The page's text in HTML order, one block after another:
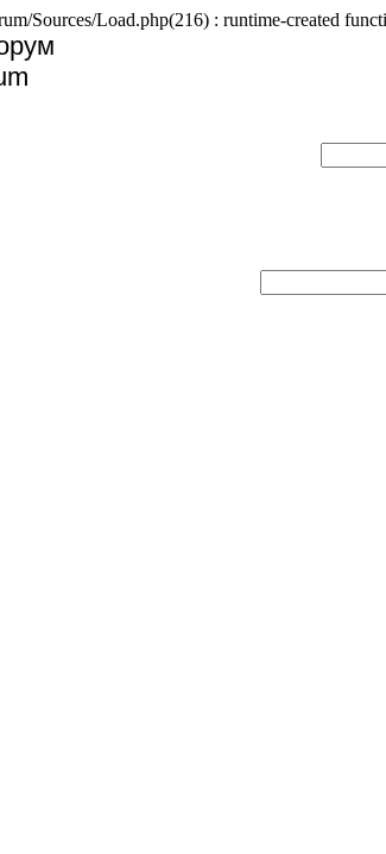
Sources/Load.php(216) : runtime-created